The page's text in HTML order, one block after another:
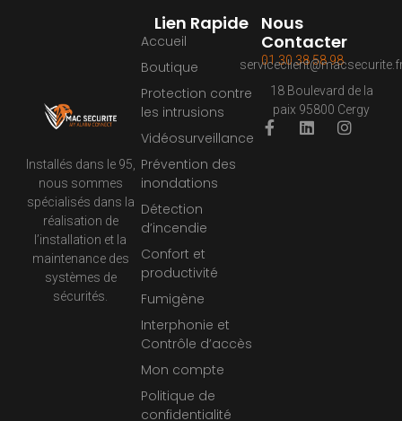
Installés dans le 95,
nous sommes
spécialisés dans la
réalisation de
l’installation et la
maintenance des
systèmes de
sécurités.
Lien Rapide
Accueil
Boutique
Protection contre
les intrusions
Vidéosurveillance
Prévention des
inondations
Détection
d’incendie
Confort et
productivité
Fumigène
Interphonie et
Contrôle d’accès
Mon compte
Politique de
confidentialité
Nous
Contacter
01 30 38 58 98
18 Boulevard de la
paix 95800 Cergy